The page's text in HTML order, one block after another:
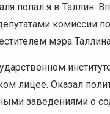
попал я в Таллин.
комиссии
мэра
лицее. Оказал
заведениями о